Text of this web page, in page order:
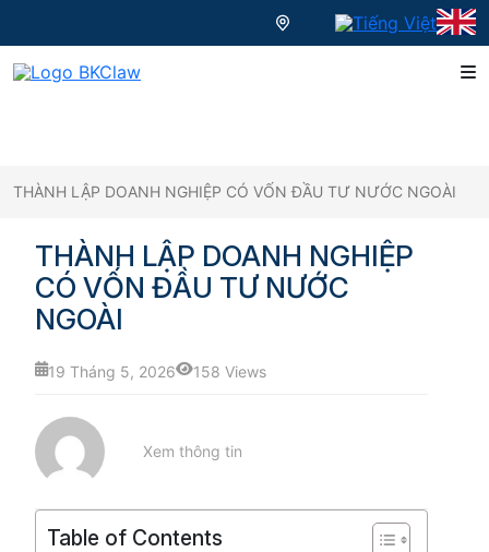
THÀNH LẬP DOANH NGHIỆP CÓ VỐN ĐẦU TƯ NƯỚC NGOÀI
THÀNH LẬP DOANH NGHIỆP
CÓ VỐN ĐẦU TƯ NƯỚC
NGOÀI
19 Tháng 5, 2026 158 Views
Xem thông tin
Table of Contents